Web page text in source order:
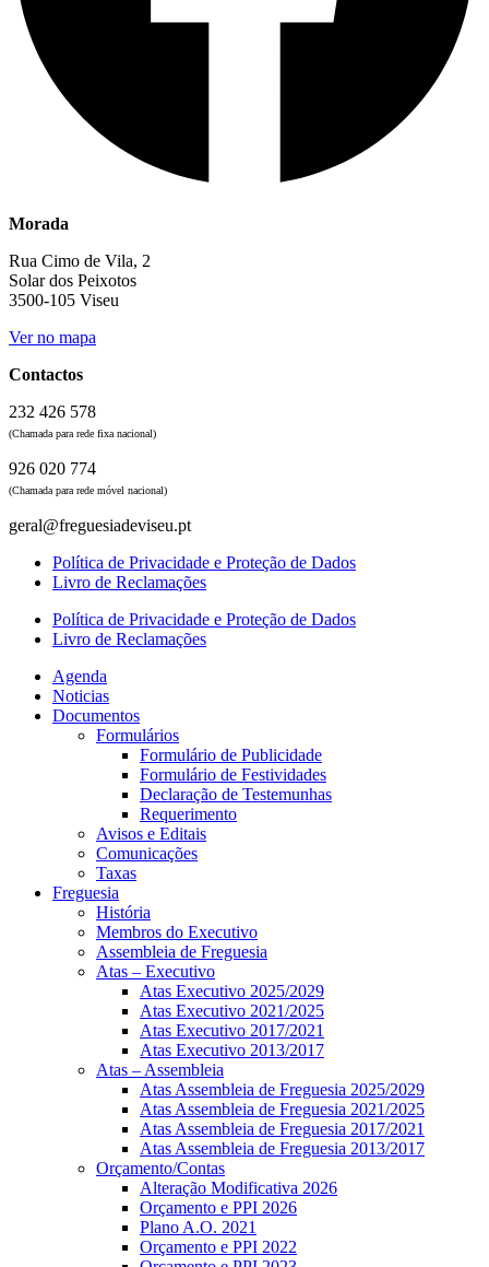
Morada
Rua Cimo de Vila, 2
Solar dos Peixotos
3500-105 Viseu
Ver no mapa
Contactos
232 426 578
(Chamada para rede fixa nacional)
926 020 774
(Chamada para rede móvel nacional)
geral@freguesiadeviseu.pt
Política de Privacidade e Proteção de Dados
Livro de Reclamações
Política de Privacidade e Proteção de Dados
Livro de Reclamações
Agenda
Noticias
Documentos
Formulários
Formulário de Publicidade
Formulário de Festividades
Declaração de Testemunhas
Requerimento
Avisos e Editais
Comunicações
Taxas
Freguesia
História
Membros do Executivo
Assembleia de Freguesia
Atas – Executivo
Atas Executivo 2025/2029
Atas Executivo 2021/2025
Atas Executivo 2017/2021
Atas Executivo 2013/2017
Atas – Assembleia
Atas Assembleia de Freguesia 2025/2029
Atas Assembleia de Freguesia 2021/2025
Atas Assembleia de Freguesia 2017/2021
Atas Assembleia de Freguesia 2013/2017
Orçamento/Contas
Alteração Modificativa 2026
Orçamento e PPI 2026
Plano A.O. 2021
Orçamento e PPI 2022